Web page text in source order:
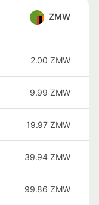
ZMW
2.00 ZMW
9.99 ZMW
19.97 ZMW
39.94 ZMW
99.86 ZMW